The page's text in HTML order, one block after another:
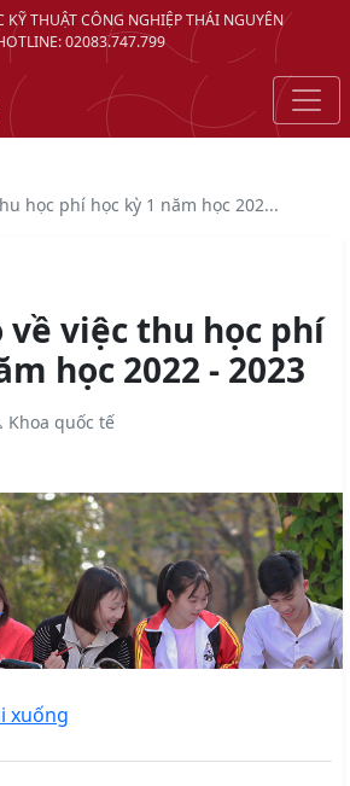
THUẬT CÔNG NGHIỆP THÁI NGUYÊN
02083.747.799
học phí học kỳ 1 năm học 202...
về việc thu học phí
học 2022 - 2023
Khoa quốc tế
xuống